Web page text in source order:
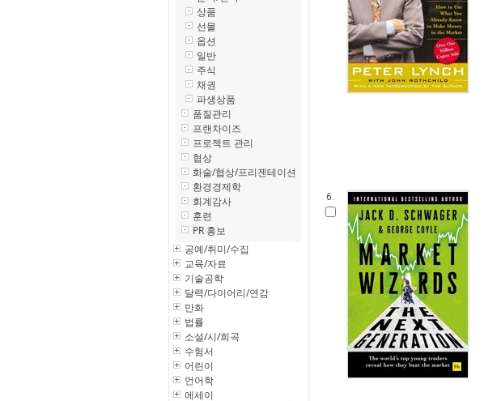
상품
선물
옵션
일반
주식
채권
파생상품
품질관리
프랜차이즈
프로젝트 관리
협상
화술/협상/프리젠테이션
환경경제학
회계감사
훈련
PR 홍보
공예/취미/수집
교육/자료
기술공학
달력/다이어리/연감
만화
법률
소설/시/희곡
수험서
어린이
언어학
에세이
6.